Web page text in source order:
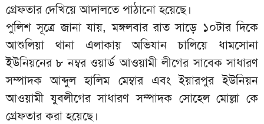
গ্রেফতার দেখিয়ে আদালতে পাঠানো হয়েছে।
পুলিশ সূত্রে জানা যায়, মঙ্গলবার রাত সাড়ে ১০টার দিকে
আশুলিয়া থানা এলাকায় অভিযান চালিয়ে ধামসোনা
ইউনিয়নের ৮ নম্বর ওয়ার্ড আওয়ামী লীগের সাবেক সাধারণ
সম্পাদক আব্দুল হালিম মেম্বার এবং ইয়ারপুর ইউনিয়ন
আওয়ামী যুবলীগের সাধারণ সম্পাদক সোহেল মোল্লা কে
গ্রেফতার করা হয়েছে।